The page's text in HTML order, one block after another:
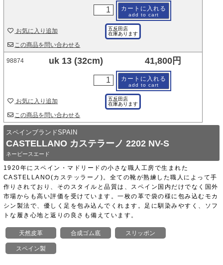
1920年にスペイン・マドリードの小さな職人工房で生まれた
CASTELLANO(カステッラーノ)。全ての靴が熟練した職人によって手
作りされており、そのスタイルと品質は、スペイン国内だけでなく国外
市場からも高い評価を受けています。一枚の革で袋の様に包み込むモカ
シン製法で、優しく足を包み込んでくれます。足に馴染みやすく、ソフ
トな履き心地と返りの良さも備えています。
天然皮革 合成ゴム底 スリッポン
スペイン製
スペインブランドSPAIN
CASTELLANO カステラーノ 2202 NV-S
ネービースエード
カートに入れる
add to cart
五反田店
在庫あります
お気に入り追加
この商品を問い合わせる
98874 uk 13 (32cm) 41,800円
カートに入れる
add to cart
五反田店
在庫あります
お気に入り追加
この商品を問い合わせる